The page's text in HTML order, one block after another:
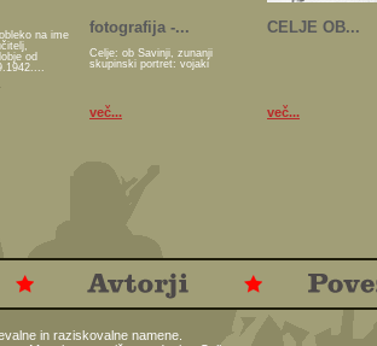
na ime
od
fotografija -...
Celje: ob Savinji, zunanji
skupinski portret: vojaki
več...
CELJE OB...
več...
in raziskovalne namene.